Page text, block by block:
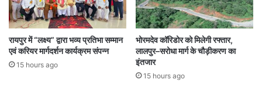
रायपुर में “लक्ष्य” द्वारा भव्य प्रतिभा सम्मान
एवं करियर मार्गदर्शन कार्यक्रम संपन्न
15 hours ago
भोरमदेव कॉरिडोर को मिलेगी रफ्तार,
लालपुर–सरोधा मार्ग के चौड़ीकरण का
इंतजार
15 hours ago